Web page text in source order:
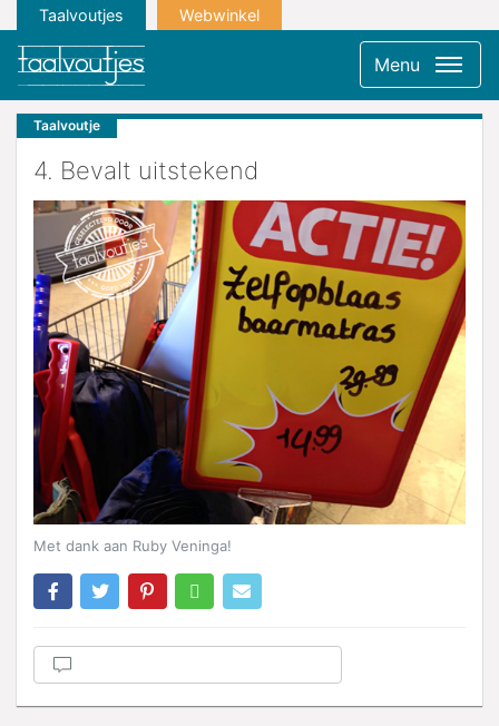
Taalvoutjes Webwinkel
Menu
Taalvoutje
4. Bevalt uitstekend
Met dank aan Ruby Veninga!